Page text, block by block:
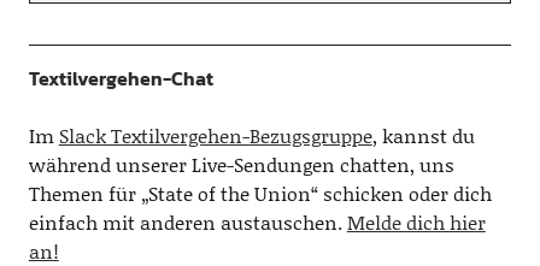
Textilvergehen-Chat
Im Slack Textilvergehen-Bezugsgruppe, kannst du
während unserer Live-Sendungen chatten, uns
Themen für „State of the Union“ schicken oder dich
einfach mit anderen austauschen.Melde dich hier
an!